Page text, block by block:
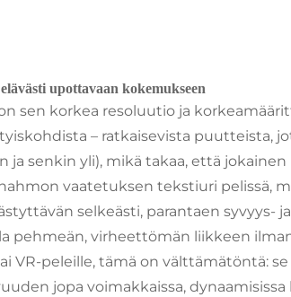
upottavaan kokemukseen
sen korkea resoluutio ja
– ratkaisevista puutteista,
ja senkin yli), mikä takaa, että
vaatetuksen tekstiuri pelissä,
selkeästi, parantaen syvyys-
pehmeän, virheettömän liikkeen
VR-peleille, tämä on välttämätöntä: se
jopa voimakkaissa, dynaamisissa